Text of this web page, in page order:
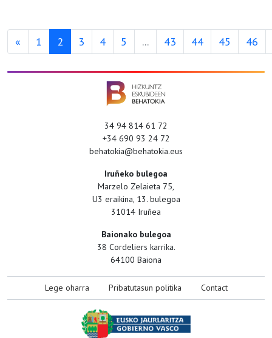
« 1 2 3 4 5 ... 43 44 45 46
34 94 814 61 72
+34 690 93 24 72
behatokia@behatokia.eus
Iruñeko bulegoa
Marzelo Zelaieta 75,
U3 eraikina, 13. bulegoa
31014 Iruñea
Baionako bulegoa
38 Cordeliers karrika.
64100 Baiona
Lege oharra Pribatutasun politika Contact